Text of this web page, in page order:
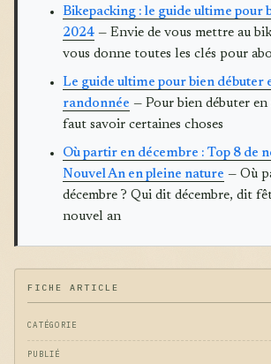
Bikepacking : le guide ultime pour
2024 — Envie de vous mettre au
vous donne toutes les clés pour
Le guide ultime pour bien débuter
randonnée — Pour bien débuter
faut savoir certaines choses
Où partir en décembre : Top 8 de
Nouvel An en pleine nature — Où
décembre ? Qui dit décembre, dit
nouvel an
FICHE ARTICLE
CATÉGORIE
PUBLIÉ